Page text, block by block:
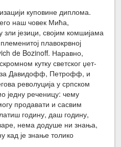
куповине диплома.
наш човек Мића,
зли језици, својим комшијама
плавокрвној
de Bozinoff. Наравно,
кутку светског џет-
Давидофф, Петрофф, и
револуција у српском
једну реченицу: чему
продавати и сасвим
годину, даш годину,
нема додуше ни знања,
кад је знање толико